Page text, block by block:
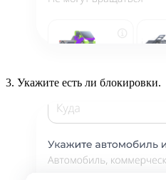
3. Укажите есть ли блокировки.